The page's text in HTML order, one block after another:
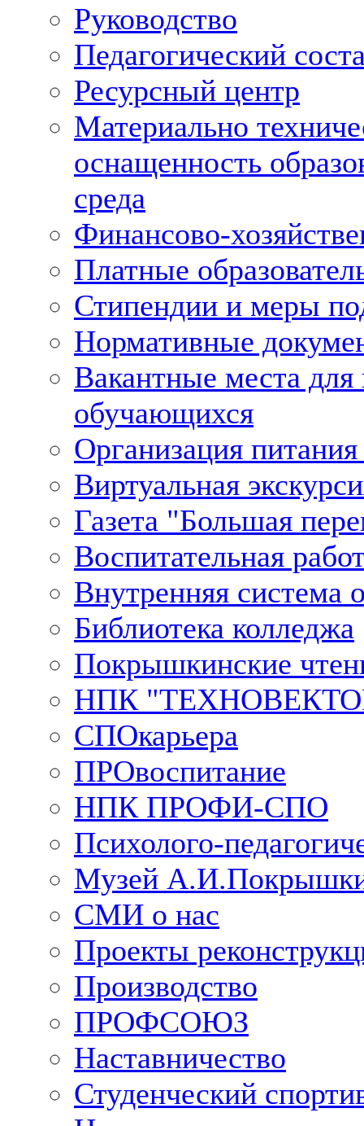
Руководство
Педагогический
Ресурсный центр
Материально
оснащенность
среда
Финансово-
Платные
Стипендии и меры
Нормативные
Вакантные места
обучающихся
Организация
Виртуальная
Газета "Большая
Воспитательная
Внутренняя система
Библиотека колледжа
Покрышкинские
НПК
СПОкарьера
ПРОвоспитание
НПК ПРОФИ-СПО
Психолого-
Музей
СМИ о нас
Проекты
Производство
ПРОФСОЮЗ
Наставничество
Студенческий